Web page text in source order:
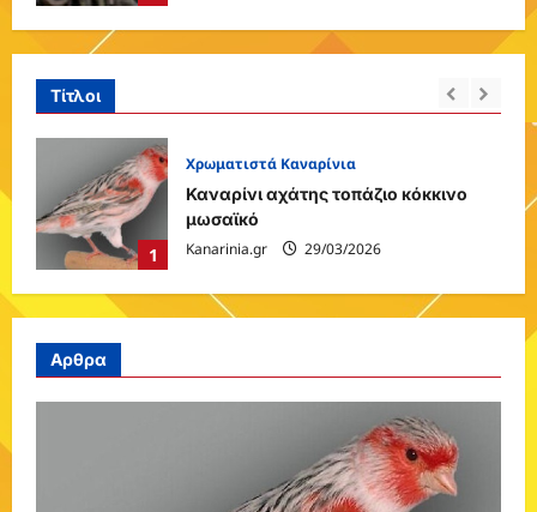
Τίτλοι
2
Χρωματιστά Καναρίνια
Καναρίνι καφέ παστέλ μωσαϊκό
Αρθρα